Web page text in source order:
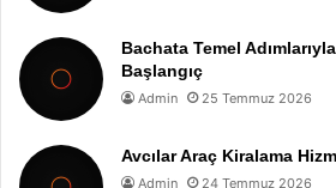
Bachata Temel
Başlangıç
Admin 25 Temmuz 2026
Avcılar Araç Kiralama
Admin 24 Temmuz 2026